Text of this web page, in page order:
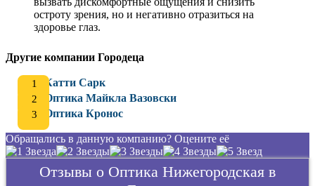
остроту зрения, но и негативно отразиться на
здоровье глаз.
Другие компании Городеца
Катти Сарк
Оптика Майкла Вазовски
Оптика Кронос
Обращались в данную компанию? Оцените её
Отзывы о Оптика Нижегородская в